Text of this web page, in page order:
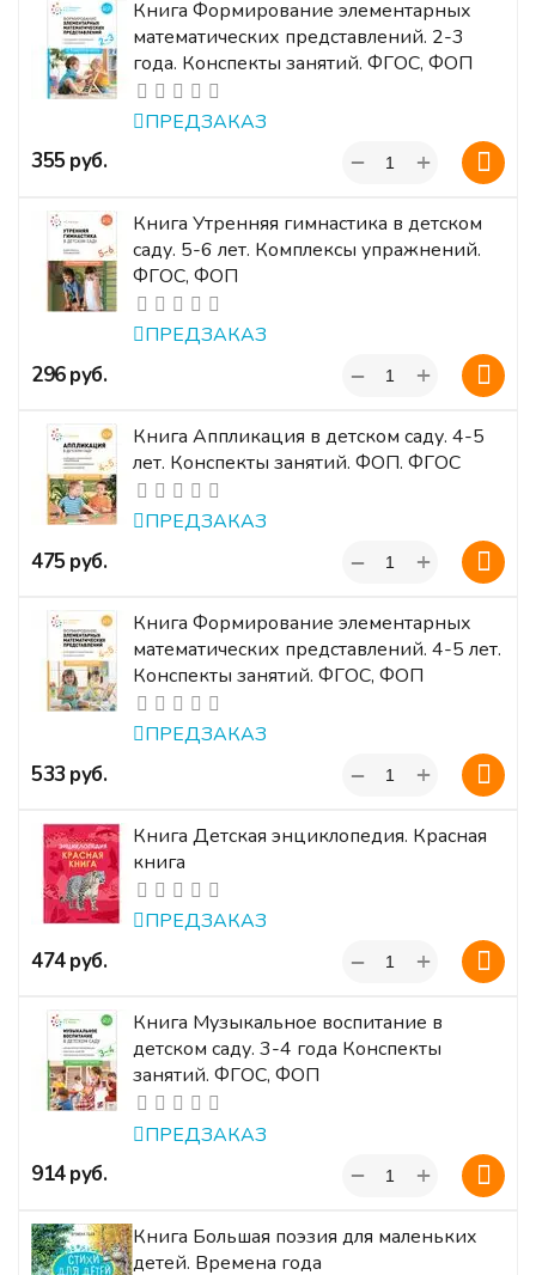
Книга Формирование элементарных
математических представлений. 2-3
года. Конспекты занятий. ФГОС, ФОП
ПРЕДЗАКАЗ
‍355‍ руб. +
−
Книга Утренняя гимнастика в детском
саду. 5-6 лет. Комплексы упражнений.
ФГОС, ФОП
ПРЕДЗАКАЗ
‍296‍руб. +
−
Книга Аппликация в детском саду. 4-5
лет. Конспекты занятий. ФОП. ФГОС
ПРЕДЗАКАЗ
‍475‍ руб. +
−
Книга Формирование элементарных
математических представлений. 4-5 лет.
Конспекты занятий. ФГОС, ФОП
ПРЕДЗАКАЗ
‍533‍руб. +
−
Книга Детская энциклопедия. Красная
книга
ПРЕДЗАКАЗ
‍474‍руб. +
−
Книга Музыкальное воспитание в
детском саду. 3-4 года Конспекты
занятий. ФГОС, ФОП
ПРЕДЗАКАЗ
‍914‍руб. +
−
Книга Большая поэзия для маленьких
детей. Времена года